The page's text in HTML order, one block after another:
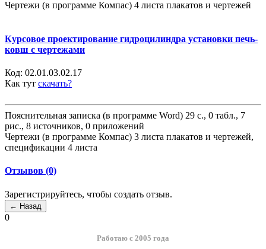
Чертежи (в программе Компас) 4 листа плакатов и чертежей
Курсовое проектирование гидроцилиндра установки печь-
ковш с чертежами
Код: 02.01.03.02.17
Как тут скачать?
Пояснительная записка (в программе Word) 29 с., 0 табл., 7
рис., 8 источников, 0 приложений
Чертежи (в программе Компас) 3 листа плакатов и чертежей,
спецификации 4 листа
Отзывов (0)
Зарегистрируйтесь, чтобы создать отзыв.
0
Работаю с 2005 года